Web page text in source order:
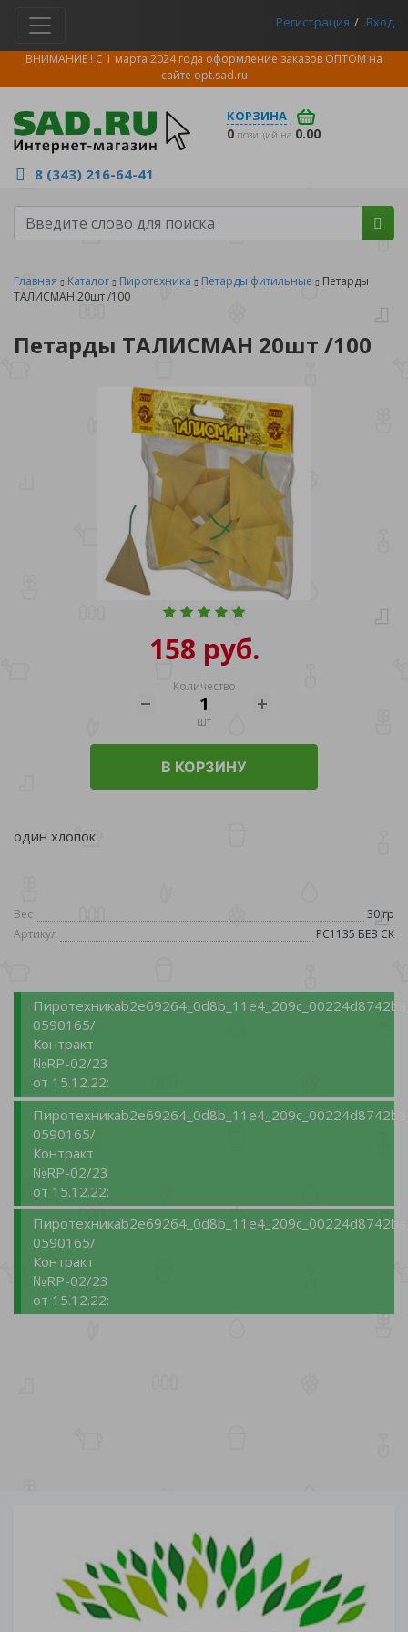
Регистрация Вход
ВНИМАНИЕ ! С 1 марта 2024 года оформление заказов ОПТОМ на
сайте opt.sad.ru
КОРЗИНА
0 позиций на 0.00
8 (343) 216-64-41
Главная Каталог Пиротехника Петарды фитильные
Петарды
ТАЛИСМАН 20шт /100
Петарды ТАЛИСМАН 20шт /100
158 руб.
Количество
шт
В КОРЗИНУ
один хлопок
Вес
30 гр
Артикул
РС1135 БЕЗ СК
Пиротехника
0590165/
Контракт
№RP-02/23
от 15.12.22:
Пиротехника
0590165/
Контракт
№RP-02/23
от 15.12.22:
Пиротехника
0590165/
Контракт
№RP-02/23
от 15.12.22: